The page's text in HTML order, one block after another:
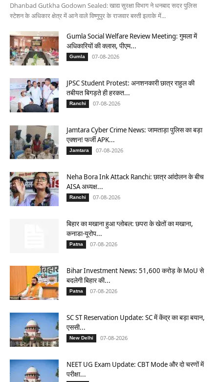
Dhanbad Gutkha Godown Sealed: खाद्य सुरक्षा विभाग ने धनबाद सदर पुलिस
स्टेशन के अधिकार क्षेत्र में आने वाले विष्णुपुर के राजवार बस्ती इलाके में...
Gumla Social Welfare Review Meeting: गुमला में
अधिकारियों की क्लास, पीएम...
Gumla 07-08-2026
JPSC Student Protest: अनशनकारी छात्र राहुल की
तबीयत बिगड़ते ही हरकत...
Ranchi 07-08-2026
Jamtara Cyber Crime News: जामताड़ा पुलिस का बड़ा
एक्शन! फर्जी APK...
Jamtara 07-08-2026
Neha Bora Ink Attack Ranchi: छात्र आंदोलन के बीच
AISA अध्यक्ष...
Ranchi 07-08-2026
बिहार का मखाना हुआ ग्लोबल: छपरा के खेतों का मखाना,
कनाडा-यूरोप...
Patna 07-08-2026
Bihar Investment News: 51,600 करोड़ के MoU से
बदलेगी बिहार की...
Patna 07-08-2026
SC ST Reservation Update: SC में केंद्र का बड़ा बयान,
एससी...
New Delhi 07-08-2026
NEET UG Exam Update: CBT Mode और दो चरणों में
परीक्षा...